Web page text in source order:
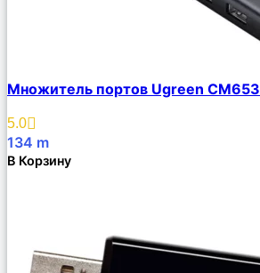
Множитель портов Ugreen CM653
5.0
134 m
В Корзину